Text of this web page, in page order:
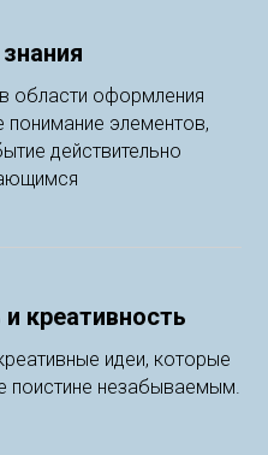
области оформления
понимание элементов,
действительно
креативность
идеи, которые
поистине незабываемым.